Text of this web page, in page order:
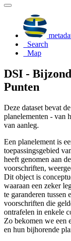
Search
Map
DSI -
Punten
Deze dataset bevat
planelementen - van
van aanleg.
Een planelement is
toepassingsgebied
heeft genomen aan
voorschriften,
Dit object is
waaraan een zeker
te garanderen tussen
voorschriften die
ontrafelen in enkele
Zo bekomen we een
en hun bijhorende